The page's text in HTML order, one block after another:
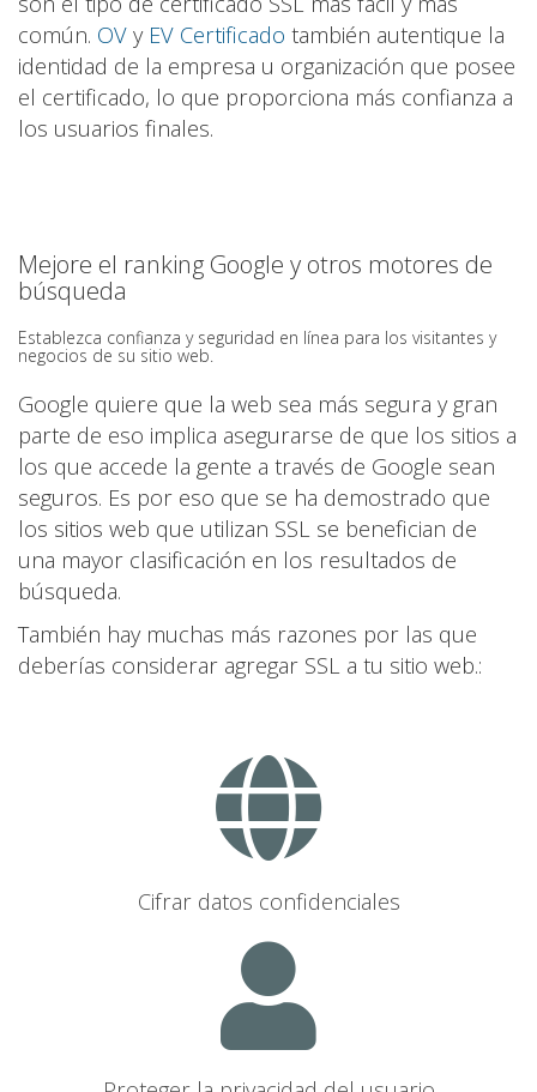
común. OV y EV Certificado también autentique la
identidad de la empresa u organización que posee
el certificado, lo que proporciona más confianza a
los usuarios finales.
Mejore el ranking Google y otros motores de
búsqueda
Establezca confianza y seguridad en línea para los visitantes y
negocios de su sitio web.
Google quiere que la web sea más segura y gran
parte de eso implica asegurarse de que los sitios a
los que accede la gente a través de Google sean
seguros. Es por eso que se ha demostrado que
los sitios web que utilizan SSL se benefician de
una mayor clasificación en los resultados de
búsqueda.
También hay muchas más razones por las que
deberías considerar agregar SSL a tu sitio web.:
Cifrar datos confidenciales